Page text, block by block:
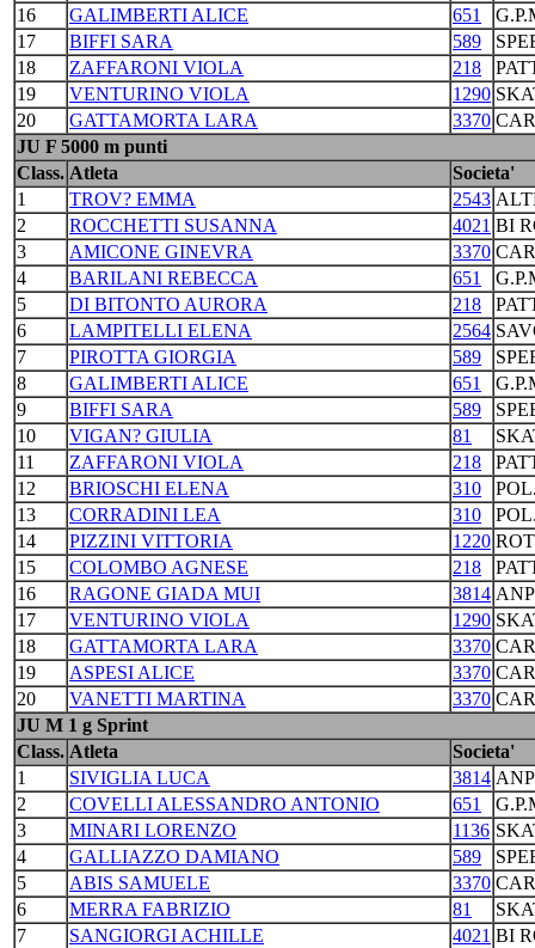
16
GALIMBERTI ALICE 651
17
BIFFI SARA 589
18
ZAFFARONI VIOLA 218
19
VENTURINO VIOLA 1290
20
GATTAMORTA LARA 3370
JU F 5000 m punti
Class. Atleta
Societa'
1
TROV? EMMA 2543
2
ROCCHETTI SUSANNA 4021 BI
3
AMICONE GINEVRA 3370
4
BARILANI REBECCA 651
5
DI BITONTO AURORA 218
6
LAMPITELLI ELENA 2564
7
PIROTTA GIORGIA 589
8
GALIMBERTI ALICE 651
9
BIFFI SARA 589
10
VIGAN? GIULIA 81
11
ZAFFARONI VIOLA 218
12
BRIOSCHI ELENA 310
13
CORRADINI LEA 310
14
PIZZINI VITTORIA 1220
15
COLOMBO AGNESE 218
16
RAGONE GIADA MUI 3814
17
VENTURINO VIOLA 1290
18
GATTAMORTA LARA 3370
19
ASPESI ALICE 3370
20
VANETTI MARTINA 3370
JU M 1 g Sprint
Class. Atleta
Societa'
1
SIVIGLIA LUCA 3814
2
COVELLI ALESSANDRO ANTONIO 651
3
MINARI LORENZO 1136
4
GALLIAZZO DAMIANO 589
5
ABIS SAMUELE 3370
6
MERRA FABRIZIO 81
7
SANGIORGI ACHILLE 4021 BI